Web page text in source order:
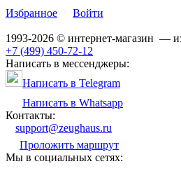
Избранное
Войти
1993-2026 © интернет-магазин —
+7 (499) 450-72-12
Написать в мессенджеры:
Написать в Telegram
Написать в Whatsapp
Контакты:
support@zeughaus.ru
Проложить маршрут
Мы в социальных сетях: